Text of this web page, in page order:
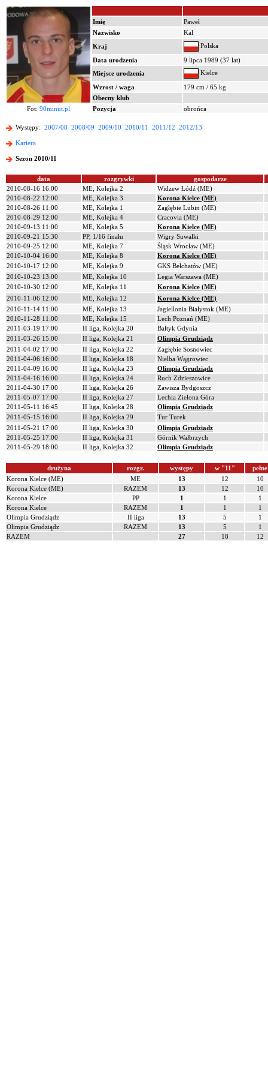
Imię
Paweł
Nazwisko
Kal
Kraj
Polska
Data urodzenia
9 lipca 1989 (37 lat)
Miejsce urodzenia
Kielce
Wzrost / waga
179 cm / 65 kg
Obecny klub
Fot: 90minut.pl Pozycja obrońca
Występy: 2007/08 2008/09 2009/10 2010/11 2011/12 2012/13
Kariera
Sezon 2010/11
data rozgrywki
gospodarze
2010-08-16 16:00
ME, Kolejka 2
Widzew Łódź (ME)
2010-08-22 12:00
ME, Kolejka 3
Korona Kielce (ME)
2010-08-26 11:00
ME, Kolejka 1
Zagłębie Lubin (ME)
2010-08-29 12:00
ME, Kolejka 4
Cracovia (ME)
2010-09-13 11:00
ME, Kolejka 5
Korona Kielce (ME)
2010-09-21 15:30
PP, 1/16 finału
Wigry Suwałki
2010-09-25 12:00
ME, Kolejka 7
Śląsk Wrocław (ME)
2010-10-04 16:00
ME, Kolejka 8
Korona Kielce (ME)
2010-10-17 12:00
ME, Kolejka 9
GKS Bełchatów (ME)
2010-10-23 13:00
ME, Kolejka 10
Legia Warszawa (ME)
2010-10-30 12:00
ME, Kolejka 11
Korona Kielce (ME)
2010-11-06 12:00
ME, Kolejka 12
Korona Kielce (ME)
2010-11-14 11:00
ME, Kolejka 13
Jagiellonia Białystok (ME)
2010-11-28 11:00
ME, Kolejka 15
Lech Poznań (ME)
2011-03-19 17:00
II liga, Kolejka 20
Bałtyk Gdynia
2011-03-26 15:00
II liga, Kolejka 21
Olimpia Grudziądz
2011-04-02 17:00
II liga, Kolejka 22
Zagłębie Sosnowiec
2011-04-06 16:00
II liga, Kolejka 18
Nielba Wągrowiec
2011-04-09 16:00
II liga, Kolejka 23
Olimpia Grudziądz
2011-04-16 16:00
II liga, Kolejka 24
Ruch Zdzieszowice
2011-04-30 17:00
II liga, Kolejka 26
Zawisza Bydgoszcz
2011-05-07 17:00
II liga, Kolejka 27
Lechia Zielona Góra
2011-05-11 16:45
II liga, Kolejka 28
Olimpia Grudziądz
2011-05-15 16:00
II liga, Kolejka 29
Tur Turek
2011-05-21 17:00
II liga, Kolejka 30
Olimpia Grudziądz
2011-05-25 17:00
II liga, Kolejka 31
Górnik Wałbrzych
2011-05-29 18:00
II liga, Kolejka 32 Olimpia Grudziądz
drużyna rozgr. występy w "11"
pełne
Korona Kielce (ME)
ME 13 12
10
Korona Kielce (ME)
RAZEM 13 12
10
Korona Kielce
PP 1 1
1
Korona Kielce
RAZEM 1 1
1
Olimpia Grudziądz
II liga 13 5
1
Olimpia Grudziądz
RAZEM 13 5
1
RAZEM
27 18 12